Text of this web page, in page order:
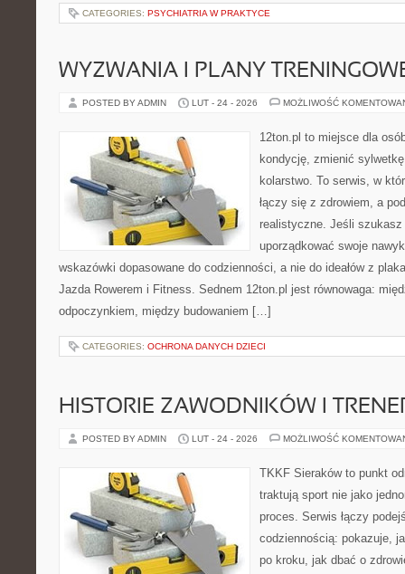
CATEGORIES: PSYCHIATRIA W PRAKTYCE
WYZWANIA I PLANY
POSTED BY ADMIN LUT - 24 - 2026 MOŻLIWOŚĆ
12ton.pl to miejsce dla
kondycję, zmienić
kolarstwo. To serwis, w
łączy się z zdrowiem, a
realistyczne. Jeśli
uporządkować swoje
wskazówki dopasowane do codzienności, a nie do ideałów z
Jazda Rowerem i Fitness. Sednem 12ton.pl jest równowaga:
odpoczynkiem, między budowaniem […]
CATEGORIES: OCHRONA DANYCH DZIECI
HISTORIE ZAWODNIKÓW I
POSTED BY ADMIN LUT - 24 - 2026 MOŻLIWOŚĆ
TKKF Sieraków to punkt
traktują sport nie jako
proces. Serwis łączy
codziennością: pokazuje,
po kroku, jak dbać o